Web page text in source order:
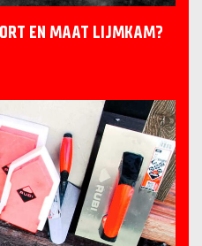
EN MAAT LIJMKAM?